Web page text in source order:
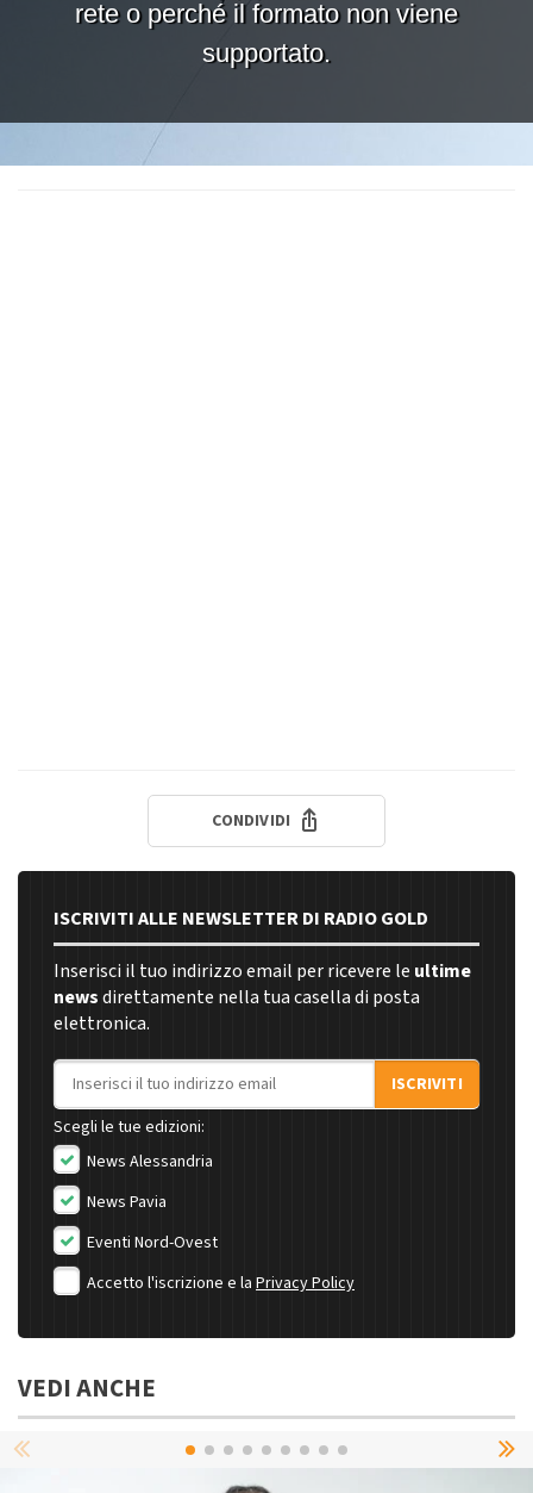
CONDIVIDI
ISCRIVITI ALLE NEWSLETTER DI RADIO GOLD
Inserisci il tuo indirizzo email per ricevere le ultime
newsdirettamente nella tua casella di posta
elettronica.
Indirizzo email
ISCRIVITI
Scegli le tue edizioni:
News Alessandria
News Pavia
Eventi Nord-Ovest
Accetto l'iscrizione e la Privacy Policy
VEDI ANCHE